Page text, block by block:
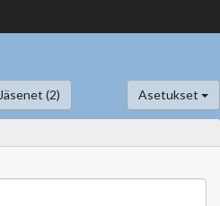
Jäsenet (2) Asetukset